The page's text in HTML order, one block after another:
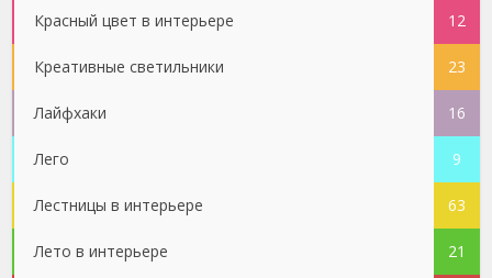
Красный цвет в интерьере 12
Креативные светильники 23
Лайфхаки 16
Лего 9
Лестницы в интерьере 63
Лето в интерьере 21